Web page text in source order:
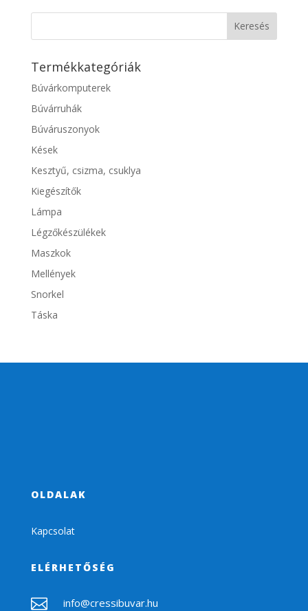
Termékkategóriák
Búvárkomputerek
Búvárruhák
Búváruszonyok
Kések
Kesztyű, csizma, csuklya
Kiegészítők
Lámpa
Légzőkészülékek
Maszkok
Mellények
Snorkel
Táska
OLDALAK
Kapcsolat
ELÉRHETŐSÉG
 info@cressibuvar.hu